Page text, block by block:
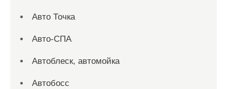
Авто Точка
Авто-СПА
Автоблеск, автомойка
Автобосс